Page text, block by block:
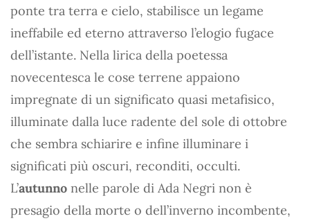
ponte tra terra e cielo, stabilisce un legame
ineffabile ed eterno attraverso l’elogio fugace
dell’istante. Nella lirica della poetessa
novecentesca le cose terrene appaiono
impregnate di un significato quasi metafisico,
illuminate dalla luce radente del sole di ottobre
che sembra schiarire e infine illuminare i
significati più oscuri, reconditi, occulti.
L’autunno nelle parole di Ada Negri non è
presagio della morte o dell’inverno incombente,